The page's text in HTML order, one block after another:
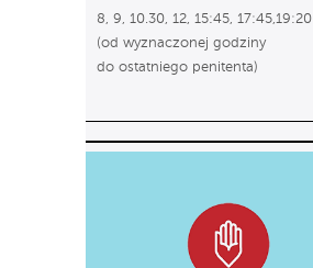
8, 9, 10.30, 12, 15:45, 17:45,19:20
(od wyznaczonej godziny
do ostatniego penitenta)